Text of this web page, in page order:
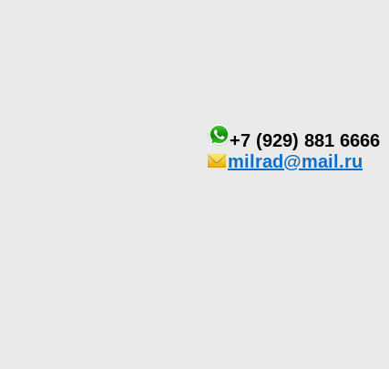
+7 (929) 881 6666
milrad@mail.ru